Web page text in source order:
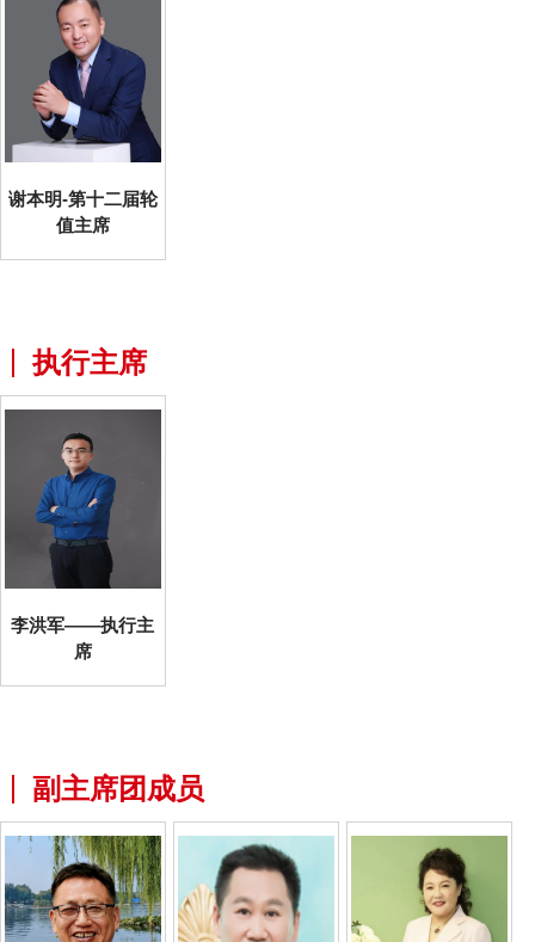
谢本明-第十二届轮
值主席
执行主席
李洪军——执行主
席
副主席团成员